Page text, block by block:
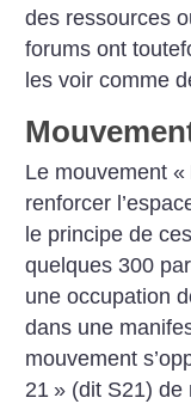
des ressources
forums ont
les voir comme
Le mouvement «
renforcer
le principe de
quelques 300
une occupation
dans une
mouvement
21 » (dit S21) de